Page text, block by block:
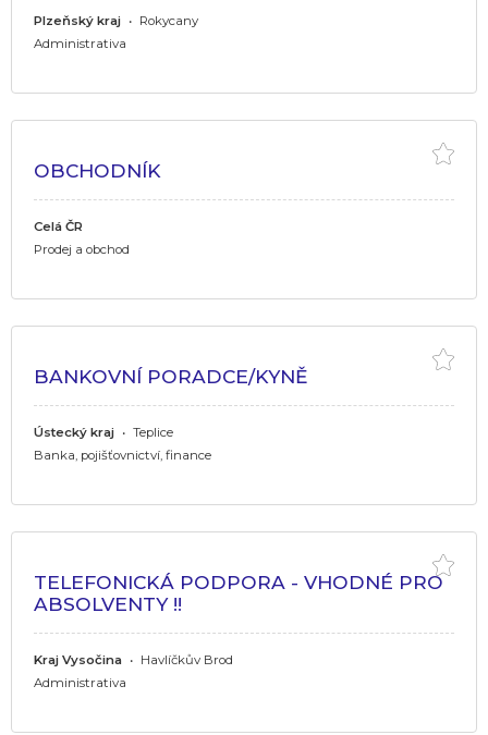
Plzeňský kraj • Rokycany
Administrativa
OBCHODNÍK
Celá ČR
Prodej a obchod
BANKOVNÍ PORADCE/KYNĚ
Ústecký kraj • Teplice
Banka, pojišťovnictví, finance
TELEFONICKÁ PODPORA - VHODNÉ PRO
ABSOLVENTY !!
Kraj Vysočina • Havlíčkův Brod
Administrativa